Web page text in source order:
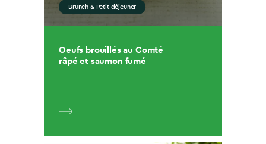
Brunch & Petit déjeuner
Oeufs brouillés au Comté
râpé et saumon fumé